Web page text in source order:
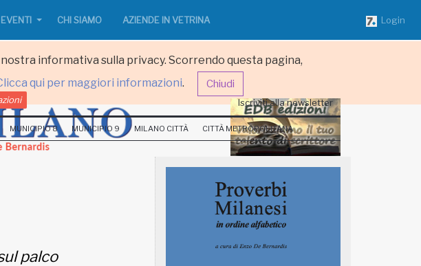
informativa sulla privacy. Scorrendo questa pagina,
qui per maggiori informazioni. Chiudi
EVENTI CHI SIAMO AZIENDE IN VETRINA Login
Iscriviti alla newsletter
MUNICIPIO 8 MUNICIPIO 9 MILANO CITTÀ CITTÀ METROPOLITANA
palco